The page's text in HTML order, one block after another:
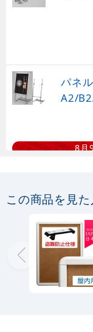
パネ
A2/
8月
この商品を見